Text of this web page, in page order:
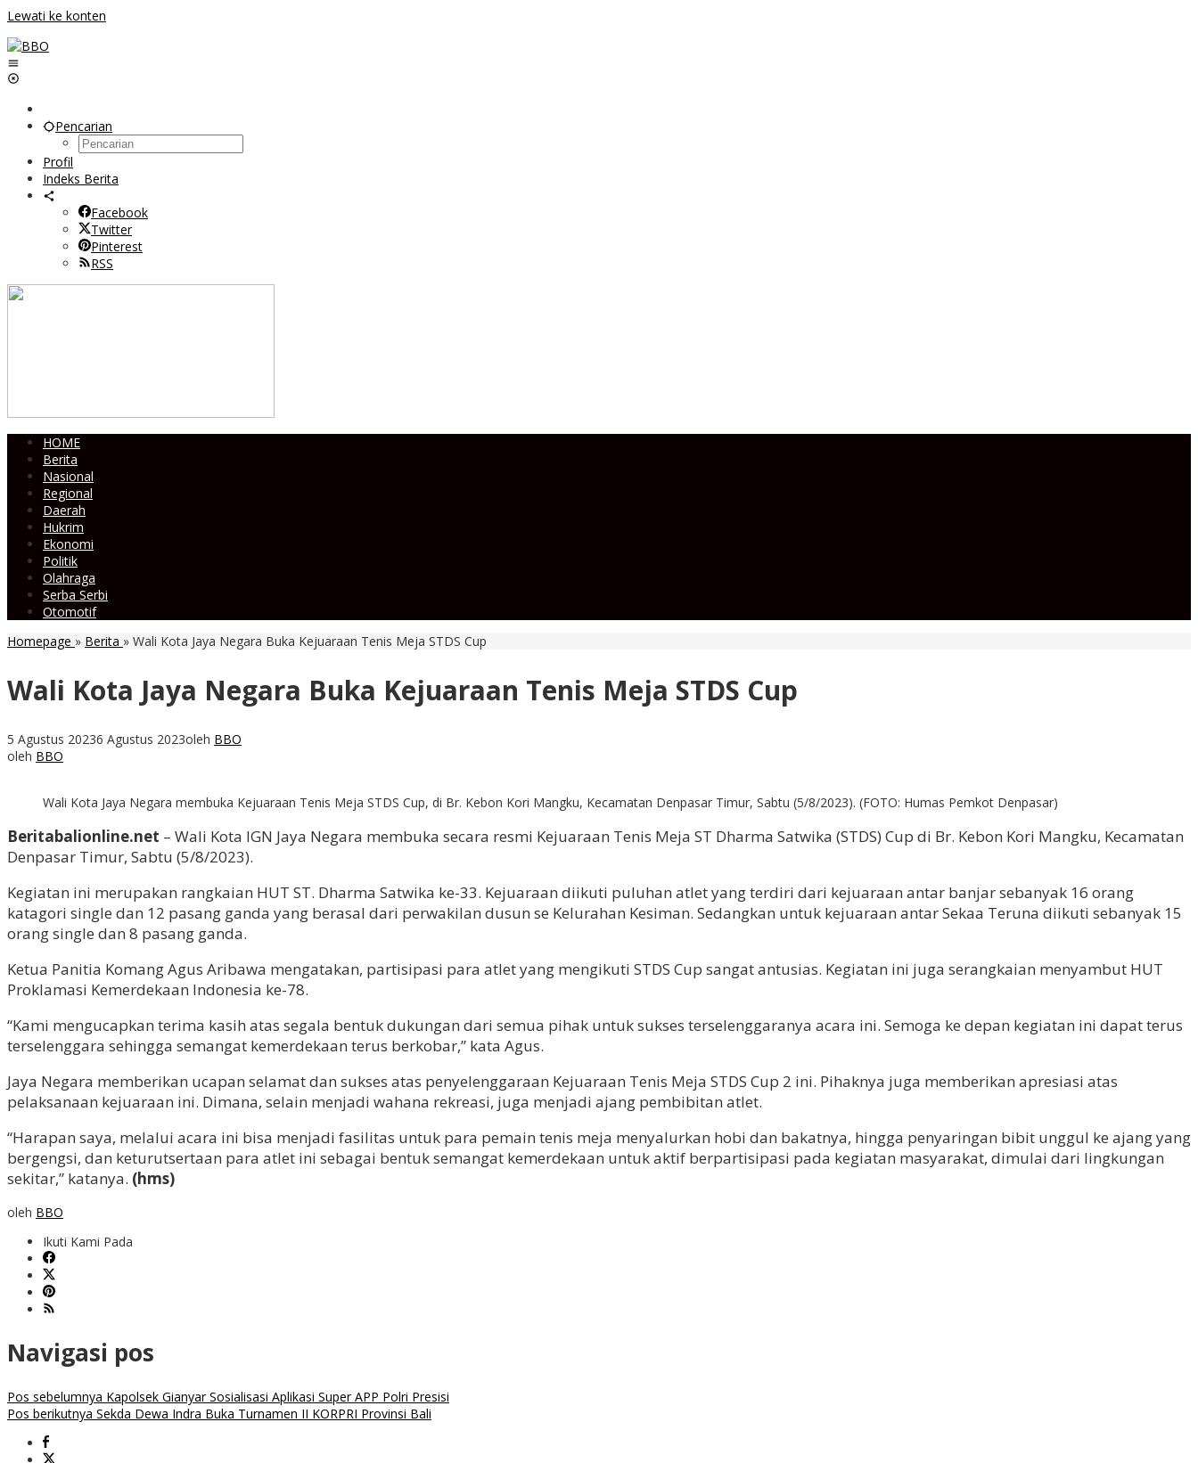
Lewati ke konten
Pencarian
Profil
Indeks Berita
Facebook
Twitter
Pinterest
RSS
HOME
Berita
Nasional
Regional
Daerah
Hukrim
Ekonomi
Politik
Olahraga
Serba Serbi
Otomotif
Homepage » Berita » Wali Kota Jaya Negara Buka Kejuaraan Tenis Meja STDS Cup
Wali Kota Jaya Negara Buka Kejuaraan Tenis Meja STDS Cup
5 Agustus 20236 Agustus 2023oleh BBO
oleh BBO
Wali Kota Jaya Negara membuka Kejuaraan Tenis Meja STDS Cup, di Br. Kebon Kori Mangku, Kecamatan Denpasar Timur, Sabtu (5/8/2023). (FOTO: Humas Pemkot Denpasar)
Beritabalionline.net – Wali Kota IGN Jaya Negara membuka secara resmi Kejuaraan Tenis Meja ST Dharma Satwika (STDS) Cup di Br. Kebon Kori Mangku, Kecamatan
Denpasar Timur, Sabtu (5/8/2023).
Kegiatan ini merupakan rangkaian HUT ST. Dharma Satwika ke-33. Kejuaraan diikuti puluhan atlet yang terdiri dari kejuaraan antar banjar sebanyak 16 orang
katagori single dan 12 pasang ganda yang berasal dari perwakilan dusun se Kelurahan Kesiman. Sedangkan untuk kejuaraan antar Sekaa Teruna diikuti sebanyak 15
orang single dan 8 pasang ganda.
Ketua Panitia Komang Agus Aribawa mengatakan, partisipasi para atlet yang mengikuti STDS Cup sangat antusias. Kegiatan ini juga serangkaian menyambut HUT
Proklamasi Kemerdekaan Indonesia ke-78.
“Kami mengucapkan terima kasih atas segala bentuk dukungan dari semua pihak untuk sukses terselenggaranya acara ini. Semoga ke depan kegiatan ini dapat terus
terselenggara sehingga semangat kemerdekaan terus berkobar,” kata Agus.
Jaya Negara memberikan ucapan selamat dan sukses atas penyelenggaraan Kejuaraan Tenis Meja STDS Cup 2 ini. Pihaknya juga memberikan apresiasi atas
pelaksanaan kejuaraan ini. Dimana, selain menjadi wahana rekreasi, juga menjadi ajang pembibitan atlet.
“Harapan saya, melalui acara ini bisa menjadi fasilitas untuk para pemain tenis meja menyalurkan hobi dan bakatnya, hingga penyaringan bibit unggul ke ajang yang
bergengsi, dan keturutsertaan para atlet ini sebagai bentuk semangat kemerdekaan untuk aktif berpartisipasi pada kegiatan masyarakat, dimulai dari lingkungan
sekitar,” katanya. (hms)
oleh BBO
Ikuti Kami Pada
Navigasi pos
Pos sebelumnya Kapolsek Gianyar Sosialisasi Aplikasi Super APP Polri Presisi
Pos berikutnya Sekda Dewa Indra Buka Turnamen II KORPRI Provinsi Bali